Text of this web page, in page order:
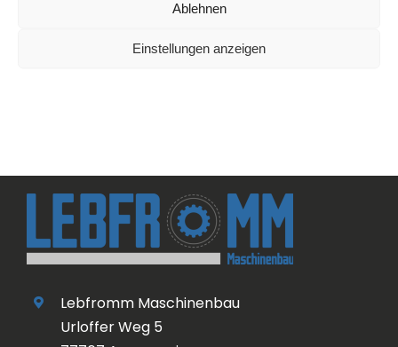
Ablehnen
Einstellungen anzeigen
Lebfromm Maschinenbau
Urloffer Weg 5